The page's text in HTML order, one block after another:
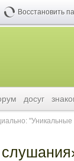
Восстановить
досуг